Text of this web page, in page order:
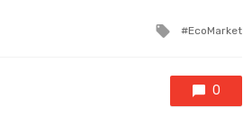
Tagged
EcoMarket
0